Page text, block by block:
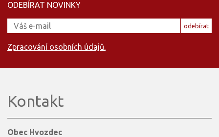
ODEBÍRAT NOVINKY
odebírat
Zpracování osobních údajů.
Kontakt
Obec Hvozdec